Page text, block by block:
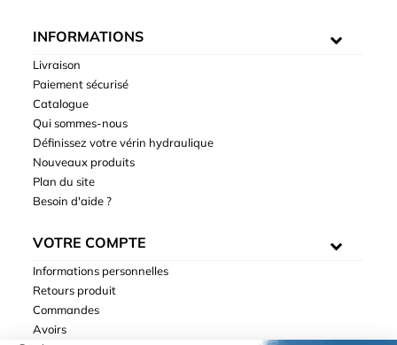
INFORMATIONS
Livraison
Paiement sécurisé
Catalogue
Qui sommes-nous
Définissez votre vérin hydraulique
Nouveaux produits
Plan du site
Besoin d'aide ?
VOTRE COMPTE
Informations personnelles
Retours produit
Commandes
Avoirs